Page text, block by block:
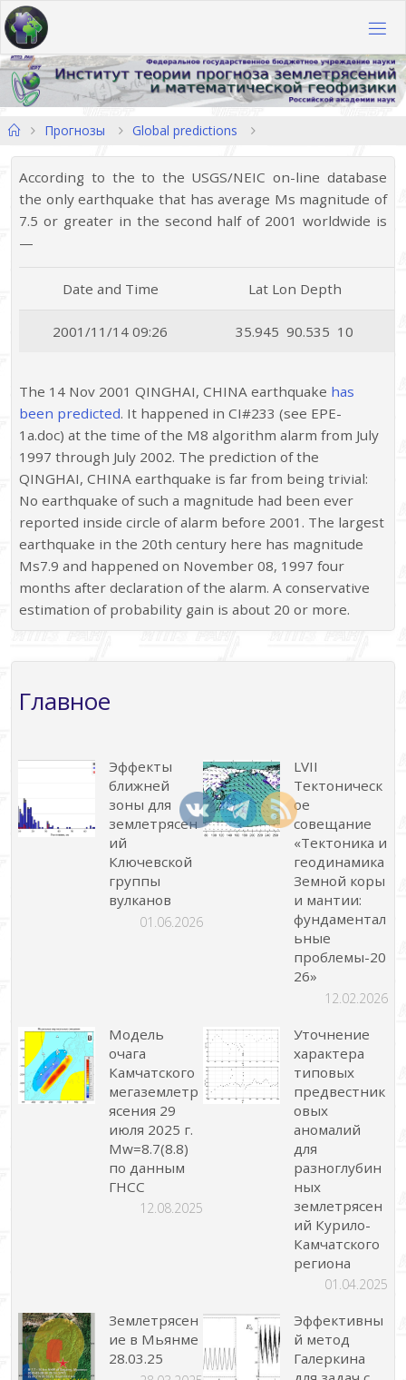
Перейти
к
содержимому
ГлавнаяПрогнозы Global predictions
According to the to the USGS/NEIC on-line database
the only earthquake that has average Ms magnitude of
7.5 or greater in the second half of 2001 worldwide is
—
Date and Time Lat Lon Depth
2001/11/14 09:26 35.945 90.535 10
The 14 Nov 2001 QINGHAI, CHINA earthquake has
been predicted. It happened in CI#233 (see EPE-
1a.doc) at the time of the M8 algorithm alarm from July
1997 through July 2002. The prediction of the
QINGHAI, CHINA earthquake is far from being trivial:
No earthquake of such a magnitude had been ever
reported inside circle of alarm before 2001. The largest
earthquake in the 20th century here has magnitude
Ms7.9 and happened on November 08, 1997 four
months after declaration of the alarm. A conservative
estimation of probability gain is about 20 or more.
Главное
Эффекты
ближней
зоны для
землетрясен
ий
Ключевской
группы
вулканов
01.06.2026
LVII
Тектоническ
ое
совещание
«Тектоника и
геодинамика
Земной коры
и мантии:
фундаментал
ьные
проблемы-20
26»
12.02.2026
Модель
очага
Камчатского
мегаземлетр
ясения 29
июля 2025 г.
Mw=8.7(8.8)
по данным
ГНСС
12.08.2025
Уточнение
характера
типовых
предвестник
овых
аномалий
для
разноглубин
ных
землетрясен
ий Курило-
Камчатского
региона
01.04.2025
Землетрясен
ие в Мьянме
28.03.25
Эффективны
й метод
Галеркина